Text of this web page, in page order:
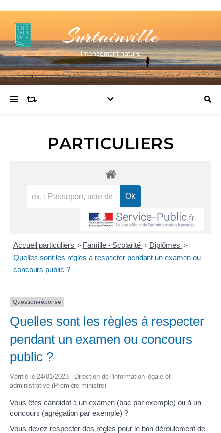
Surtainville
Intensément nature
PARTICULIERS
Accueil particuliers > Famille - Scolarité > Diplômes >
Quelles sont les règles à respecter pendant un examen ou
concours public ?
Question-réponse
Quelles sont les règles à respecter
pendant un examen ou concours
public ?
Vérifié le 24/01/2023 - Direction de l'information légale et
administrative (Première ministre)
Vous êtes candidat à un examen (bac par exemple) ou à un
concours (agrégation par exemple) ?
Vous devez respecter des règles pour le bon déroulement de